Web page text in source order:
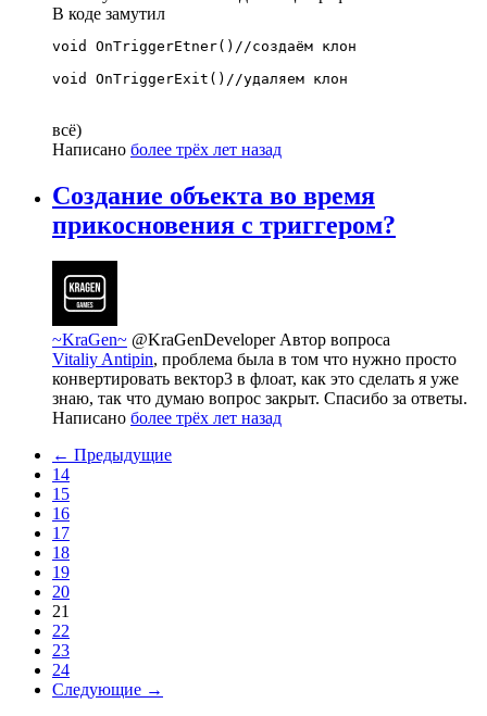
В коде замутил
void OnTriggerEtner()//создаём клон
void OnTriggerExit()//удаляем клон
всё)
Написано более трёх лет назад
Создание объекта во время
прикосновения с триггером?
~KraGen~ @KraGenDeveloperАвтор вопроса
Vitaliy Antipin, проблема была в том что нужно просто
конвертировать вектор3 в флоат, как это сделать я уже
знаю, так что думаю вопрос закрыт. Спасибо за ответы.
Написано более трёх лет назад
← Предыдущие
14
15
16
17
18
19
20
21
22
23
24
Следующие →